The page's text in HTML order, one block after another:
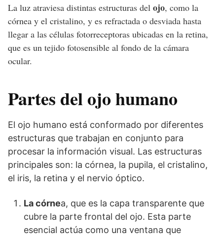
La luz atraviesa distintas estructuras del ojo, como la
córnea y el cristalino, y es refractada o desviada hasta
llegar a las células fotorreceptoras ubicadas en la retina,
que es un tejido fotosensible al fondo de la cámara
ocular.
Partes del ojo humano
El ojo humano está conformado por diferentes
estructuras que trabajan en conjunto para
procesar la información visual. Las estructuras
principales son: la córnea, la pupila, el cristalino,
el iris, la retina y el nervio óptico.
La córnea, que es la capa transparente que
cubre la parte frontal del ojo. Esta parte
esencial actúa como una ventana que